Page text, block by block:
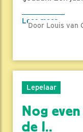
Lees meer
Door Louis van
Lepelaar
Nog
de l..